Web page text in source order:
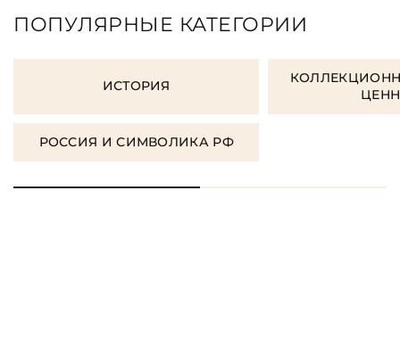
ПОПУЛЯРНЫЕ КАТЕГОРИИ
ИСТОРИЯ
РОССИЯ И СИМВОЛИКА РФ